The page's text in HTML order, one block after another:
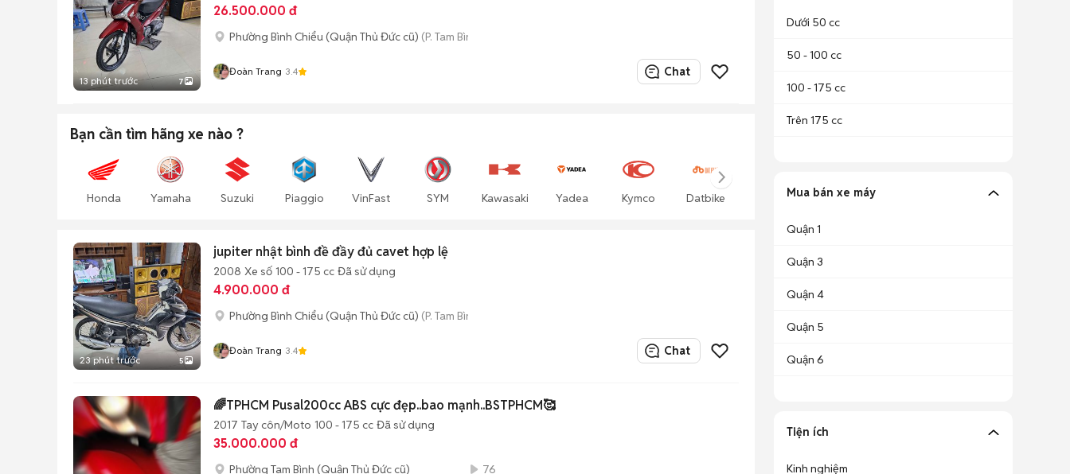
13 phút trước 7
26.500.000 đ
Phường Bình Chiểu (Quận Thủ Đức cũ) (P. Tam Bình mới)
Đoàn Trang 3.4 Chat
Bạn cần tìm hãng xe nào ?
Honda Yamaha Suzuki Piaggio VinFast SYM Kawasaki Yadea Kymco Datbike
23 phút trước 5
jupiter nhật bình đề đầy đủ cavet hợp lệ
2008 Xe số 100 - 175 cc Đã sử dụng
4.900.000 đ
Phường Bình Chiểu (Quận Thủ Đức cũ) (P. Tam Bình mới)
Đoàn Trang 3.4 Chat
🌈TPHCM Pusal200cc ABS cực đẹp..bao mạnh..BSTPHCM🥰
2017 Tay côn/Moto 100 - 175 cc Đã sử dụng
35.000.000 đ
Phường Tam Bình (Quận Thủ Đức cũ) 76
Dưới 50 cc
50 - 100 cc
100 - 175 cc
Trên 175 cc
Mua bán xe máy
Quận 1
Quận 3
Quận 4
Quận 5
Quận 6
Tiện ích
Kinh nghiệm